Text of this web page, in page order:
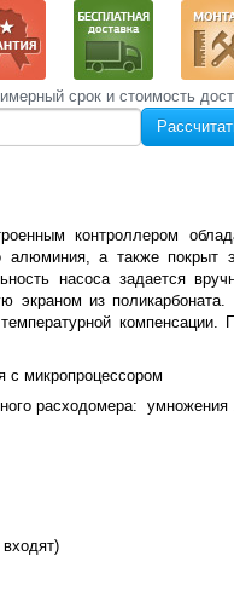
срок и стоимость‌
контроллером
а также покрыт
насоса задается
экраном из
компенсации.
с микропроцессором
расходомера: